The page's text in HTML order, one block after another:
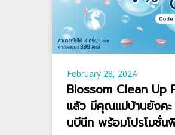
February 28, 2024
Blossom Clean Up
แล้ว มีคุณแม่บ้านยังค
นบีนีท พร้อมโปรโมชั่น